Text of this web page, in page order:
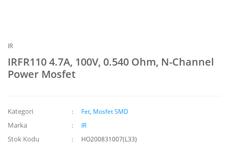
IR
IRFR110 4.7A, 100V, 0.540 Ohm, N-Channel
Power Mosfet
Kategori Fet, Mosfet SMD
Marka IR
Stok Kodu HO200831007(L33)